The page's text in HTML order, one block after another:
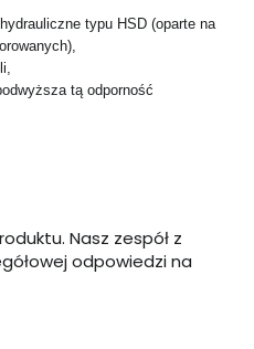
typu HSD (oparte na
tą odporność
Nasz zespół z
odpowiedzi na